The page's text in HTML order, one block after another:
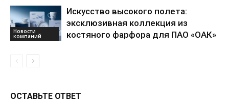
Новости
компаний
Искусство высокого полета:
эксклюзивная коллекция из
костяного фарфора для ПАО «ОАК»
ОСТАВЬТЕ ОТВЕТ